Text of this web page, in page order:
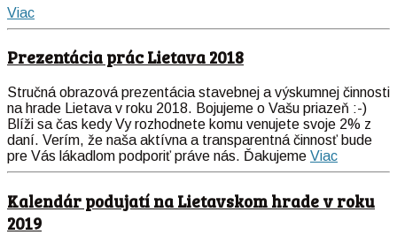
Viac
Prezentácia prác Lietava 2018
Stručná obrazová prezentácia stavebnej a výskumnej činnosti
na hrade Lietava v roku 2018. Bojujeme o Vašu priazeň :-)
Blíži sa čas kedy Vy rozhodnete komu venujete svoje 2% z
daní. Verím, že naša aktívna a transparentná činnosť bude
pre Vás lákadlom podporiť práve nás. Ďakujeme Viac
Kalendár podujatí na Lietavskom hrade v roku
2019